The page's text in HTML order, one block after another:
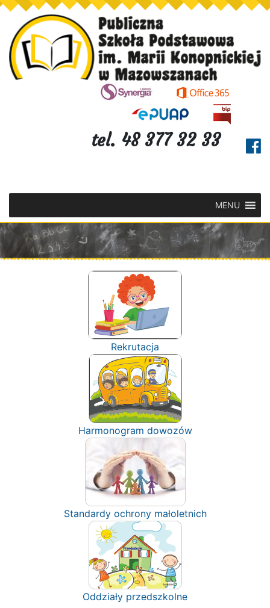
tel. 48 377 32 33
MENU
Rekrutacja
Harmonogram dowozów
Standardy ochrony małoletnich
Oddziały przedszkolne